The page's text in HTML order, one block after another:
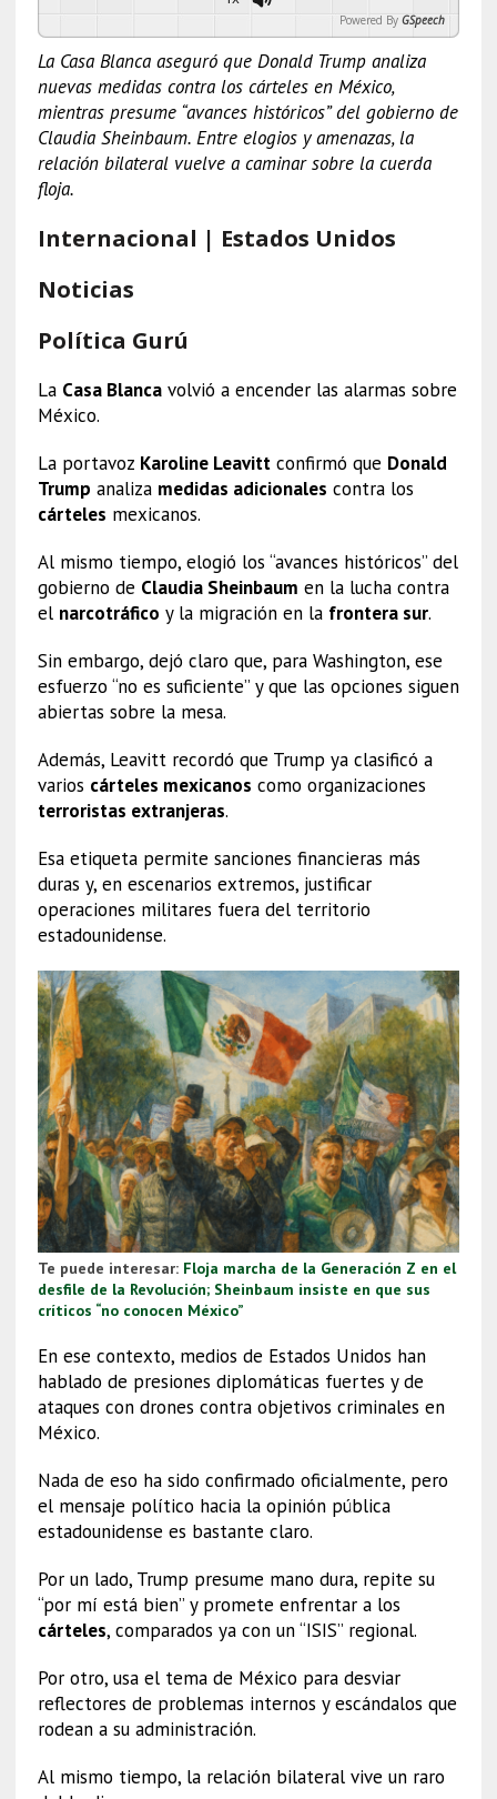
Powered By GSpeech
La Casa Blanca aseguró que Donald Trump analiza
nuevas medidas contra los cárteles en México,
mientras presume “avances históricos” del gobierno de
Claudia Sheinbaum. Entre elogios y amenazas, la
relación bilateral vuelve a caminar sobre la cuerda
floja.
Internacional | Estados Unidos
Noticias
Política Gurú
La Casa Blancavolvió a encender las alarmas sobre
México.
La portavoz Karoline Leavittconfirmó que Donald
Trump analiza medidas adicionales contra los
cárteles mexicanos.
Al mismo tiempo, elogió los “avances históricos” del
gobierno de Claudia Sheinbaum en la lucha contra
el narcotráfico y la migración en la frontera sur.
Sin embargo, dejó claro que, para Washington, ese
esfuerzo “no es suficiente” y que las opciones siguen
abiertas sobre la mesa.
Además, Leavitt recordó que Trump ya clasificó a
varios cárteles mexicanos como organizaciones
terroristas extranjeras.
Esa etiqueta permite sanciones financieras más
duras y, en escenarios extremos, justificar
operaciones militares fuera del territorio
estadounidense.
Te puede interesar: Floja marcha de la Generación Z en el
desfile de la Revolución; Sheinbaum insiste en que sus
críticos “no conocen México”
En ese contexto, medios de Estados Unidos han
hablado de presiones diplomáticas fuertes y de
ataques con drones contra objetivos criminales en
México.
Nada de eso ha sido confirmado oficialmente, pero
el mensaje político hacia la opinión pública
estadounidense es bastante claro.
Por un lado, Trump presume mano dura, repite su
“por mí está bien” y promete enfrentar a los
cárteles, comparados ya con un “ISIS” regional.
Por otro, usa el tema de México para desviar
reflectores de problemas internos y escándalos que
rodean a su administración.
Al mismo tiempo, la relación bilateral vive un raro